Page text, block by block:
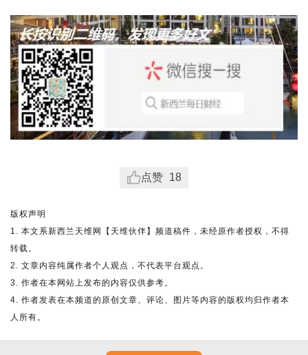
点赞 18
版权声明
1. 本文系新西兰天维网【天维伙伴】频道稿件，未经原作者授权，不得
转载。
2. 文章内容纯属作者个人观点，不代表平台观点。
3. 作者在本网站上发布的内容仅供参考。
4. 作者发表在本频道的原创文章、评论、图片等内容的版权均归作者本
人所有。